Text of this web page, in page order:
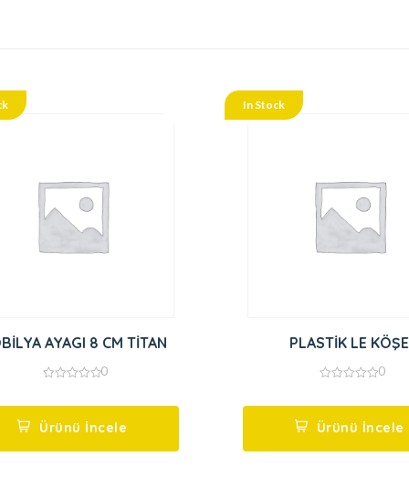
AYAGI 8 CM TİTAN
5
0
Ürünü İncele
In Stock
PLASTİK LE KÖŞE
5
0
Ürünü İncele